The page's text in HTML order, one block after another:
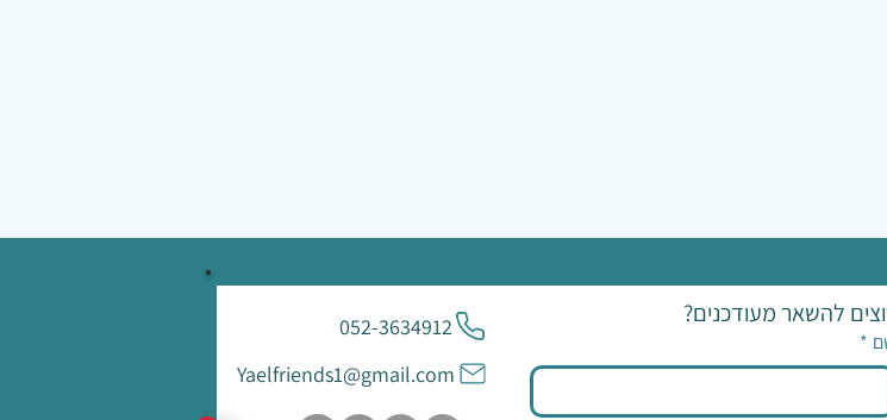
052-3634912
Yaelfriends1@gmail.com
להשאר מעודכנים?
*